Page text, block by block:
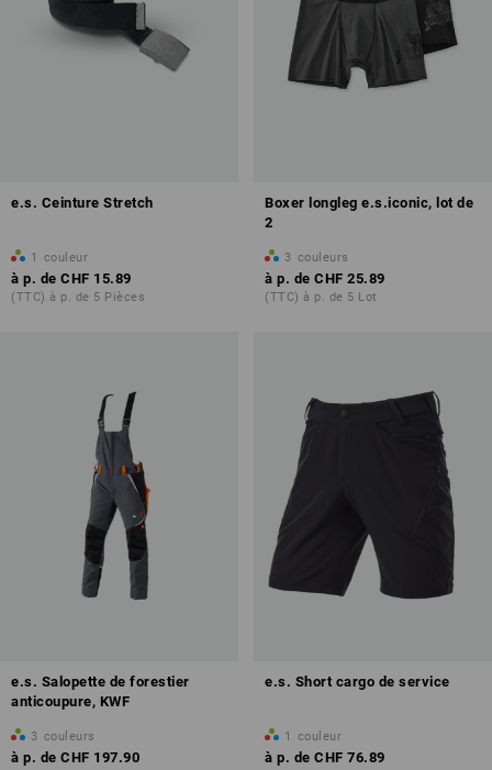
e.s. Ceinture Stretch
1 couleur
à p. de CHF 15.89
(TTC) à p. de 5 Pièces
Boxer longleg e.s.iconic, lot de
2
3 couleurs
à p. de CHF 25.89
(TTC) à p. de 5 Lot
e.s. Salopette de forestier
anticoupure, KWF
3 couleurs
à p. de CHF 197.90
e.s. Short cargo de service
1 couleur
à p. de CHF 76.89